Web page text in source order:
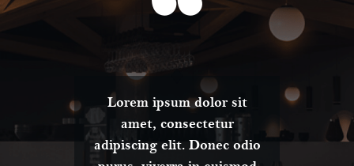
Lorem ipsum dolor sit
amet, consectetur
adipiscing elit. Donec odio